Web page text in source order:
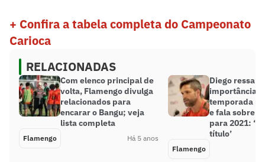
+ Confira a tabela completa do Campeonato
Carioca
RELACIONADAS
Com elenco principal de
volta, Flamengo divulga
relacionados para
encarar o Bangu; veja
lista completa
Flamengo Há 5 anos
Diego ressalta
importância
temporada
e fala sobre
para 2021:
título’
Flamengo